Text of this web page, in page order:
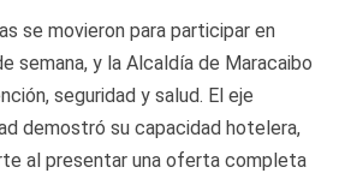
se movieron para participar en
semana, y la Alcaldía de Maracaibo
seguridad y salud. El eje
demostró su capacidad hotelera,
al presentar una oferta completa